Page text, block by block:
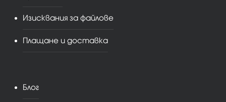
Изисквания за файлове
Плащане и доставка
Блог